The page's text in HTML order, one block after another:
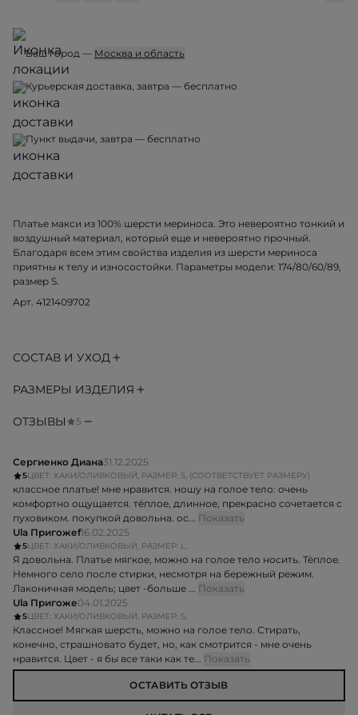
Ваш город — Москва и область
Курьерская доставка, завтра — бесплатно
Пункт выдачи, завтра — бесплатно
Платье макси из 100% шерсти мериноса. Это невероятно тонкий и
воздушный материал, который еще и невероятно прочный.
Благодаря всем этим свойства изделия из шерсти мериноса
приятны к телу и износостойки. Параметры модели: 174/80/60/89,
размер S.
Арт. 4121409702
СОСТАВ И УХОД
РАЗМЕРЫ ИЗДЕЛИЯ
ОТЗЫВЫ 5
Сергиенко Диана31.12.2025
5ЦВЕТ: ХАКИ/ОЛИВКОВЫЙ, РАЗМЕР: S, (СООТВЕТСТВУЕТ РАЗМЕРУ)
классное платье! мне нравится. ношу на голое тело: очень
комфортно ощущается. тёплое, длинное, прекрасно сочетается с
пуховиком. покупкой довольна. ос... Показать
Ula Пригожеf16.02.2025
5ЦВЕТ: ХАКИ/ОЛИВКОВЫЙ, РАЗМЕР: L,
Я довольна. Платье мягкое, можно на голое тело носить. Тёплое.
Немного село после стирки, несмотря на бережный режим.
Лаконичная модель; цвет -больше ... Показать
Ula Пригоже04.01.2025
5ЦВЕТ: ХАКИ/ОЛИВКОВЫЙ, РАЗМЕР: S,
Классное! Мягкая шерсть, можно на голое тело. Стирать,
конечно, страшновато будет, но, как смотрится - мне очень
нравится. Цвет - я бы все таки как те... Показать
ОСТАВИТЬ ОТЗЫВ